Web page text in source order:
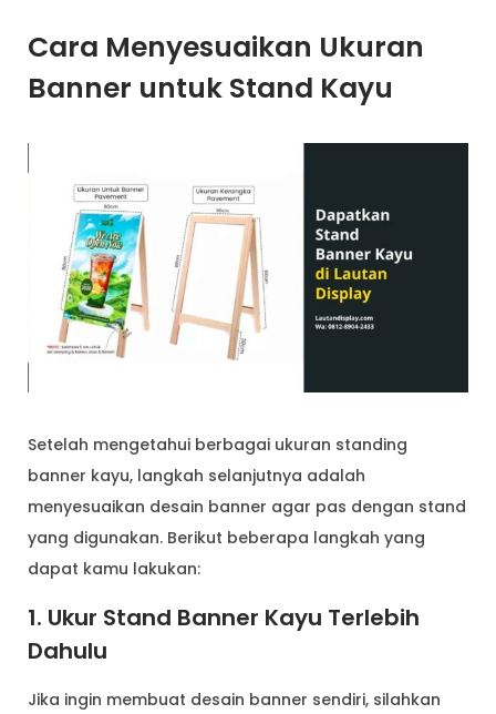
Cara Menyesuaikan Ukuran
Banner untuk Stand Kayu
Setelah mengetahui berbagai ukuran standing
banner kayu, langkah selanjutnya adalah
menyesuaikan desain banner agar pas dengan stand
yang digunakan. Berikut beberapa langkah yang
dapat kamu lakukan:
1. Ukur Stand Banner Kayu Terlebih
Dahulu
Jika ingin membuat desain banner sendiri, silahkan